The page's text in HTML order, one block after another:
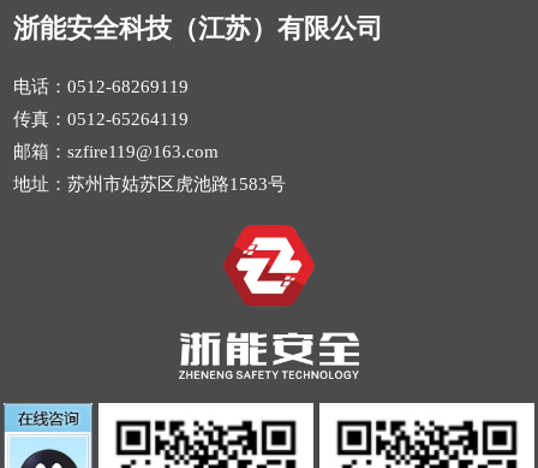
浙能安全科技（江苏）有限公司
电话：0512-68269119
传真：0512-65264119
邮箱：szfire119@163.com
地址：苏州市姑苏区虎池路1583号